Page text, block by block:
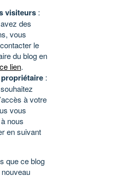
visiteurs :
des
vous
le
du blog en
ce lien.
:
à votre
vous
nous
en suivant
que ce blog